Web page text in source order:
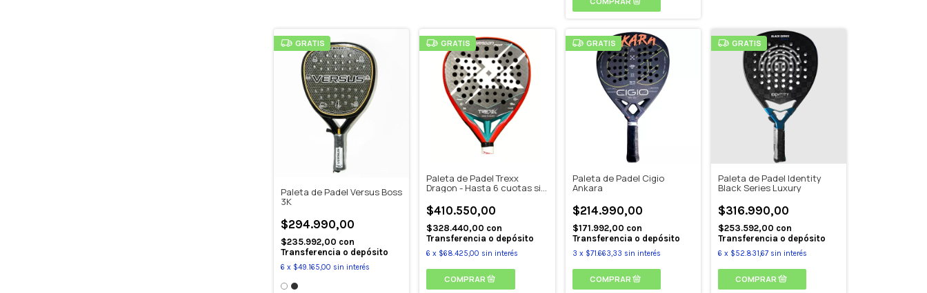
GRATIS
Paleta de Padel Versus Boss
3K
$294.990,00
$235.992,00 con
Transferencia o depósito
6 x $49.165,00 sin interés
GRATIS
Paleta de Padel Trexx
Dragon - Hasta 6 cuotas sin
$410.550,00
$328.440,00 con
Transferencia o depósito
6 x $68.425,00 sin interés
GRATIS
Paleta de Padel Cigio
Ankara
$214.990,00
$171.992,00 con
Transferencia o depósito
3 x $71.663,33 sin interés
GRATIS
Paleta de Padel Identity
Black Series Luxury
$316.990,00
$253.592,00 con
Transferencia o depósito
6 x $52.831,67 sin interés